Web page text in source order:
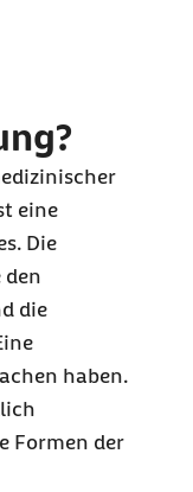
eine
Die
den
die
haben.
Formen der